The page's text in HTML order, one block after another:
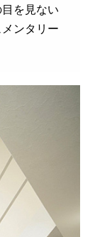
を見ない
ンタリー